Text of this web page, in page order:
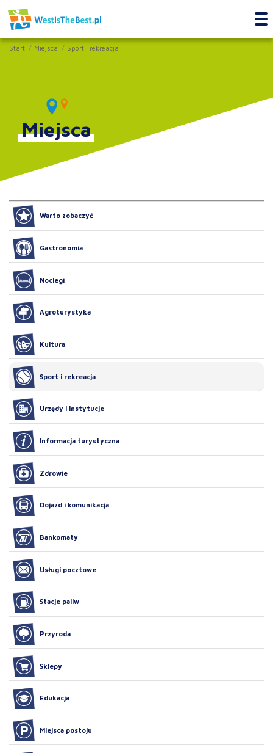
Start Miejsca Sport i rekreacja
Miejsca
Warto zobaczyć
Gastronomia
Noclegi
Agroturystyka
Kultura
Sport i rekreacja
Urzędy i instytucje
Informacja turystyczna
Zdrowie
Dojazd i komunikacja
Bankomaty
Usługi pocztowe
Stacje paliw
Przyroda
Sklepy
Edukacja
Miejsca postoju